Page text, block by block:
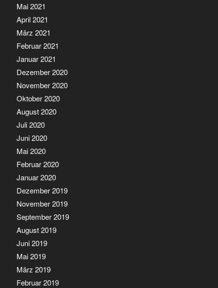
Mai 2021
April 2021
März 2021
Februar 2021
Januar 2021
Dezember 2020
November 2020
Oktober 2020
August 2020
Juli 2020
Juni 2020
Mai 2020
Februar 2020
Januar 2020
Dezember 2019
November 2019
September 2019
August 2019
Juni 2019
Mai 2019
März 2019
Februar 2019